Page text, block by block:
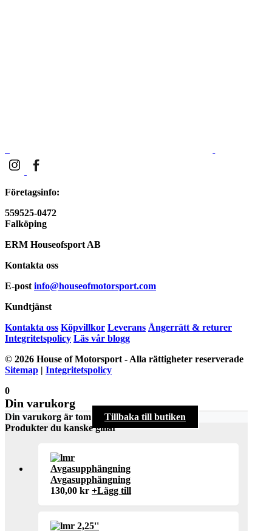
Företagsinfo:
559525-0472
Falköping
ERM Houseofsport AB
Kontakta oss
E-post info@houseofmotorsport.com
Kundtjänst
Kontakta oss Köpvillkor Leverans Ångerrätt & returer
Integritetspolicy Läs vår blogg
© 2026 House of Motorsport - Alla rättigheter reserverade
Sitemap | Integritetspolicy
0
Din varukorg
Din varukorg är tom
Tillbaka till butiken
Produkter du kanske gillar
Avgasupphängning
130,00 kr +Lägg till